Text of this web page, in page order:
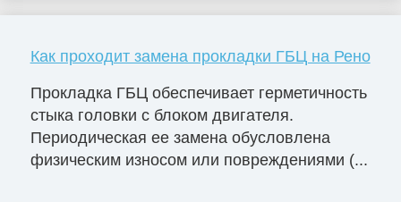
Как проходит замена прокладки ГБЦ на Рено
Прокладка ГБЦ обеспечивает герметичность
стыка головки с блоком двигателя.
Периодическая ее замена обусловлена
физическим износом или повреждениями (...